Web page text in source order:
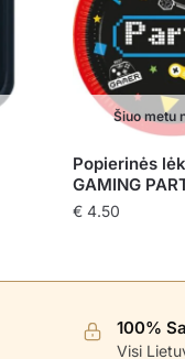
Šiuo metu
Popierinės
GAMING
€ 4.50
100%
Visi